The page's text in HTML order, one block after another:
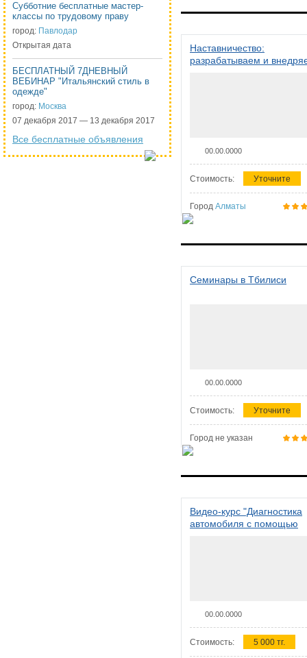
Субботние бесплатные мастер-
классы по трудовому праву
город: Павлодар
Открытая дата
БЕСПЛАТНЫЙ 7ДНЕВНЫЙ
ВЕБИНАР "Итальянский стиль в
одежде"
город: Москва
07 декабря 2017 — 13 декабря 2017
Все бесплатные объявления
Наставничество:
разрабатываем и
00.00.0000
Стоимость: Уточните
Город Алматы
Семинары в Тбилиси
00.00.0000
Стоимость: Уточните
Город не указан
Видео-курс "Диагностика
автомобиля с помощью
00.00.0000
Стоимость: 5 000 тг.